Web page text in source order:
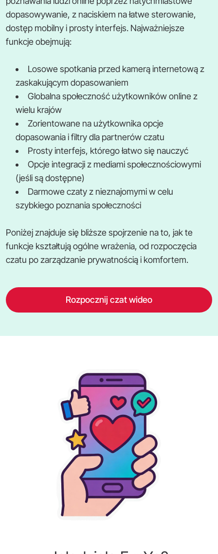
dopasowywanie, z naciskiem na łatwe sterowanie,
dostęp mobilny i prosty interfejs. Najważniejsze
funkcje obejmują:
Losowe spotkania przed kamerą internetową z
zaskakującym dopasowaniem
Globalna społeczność użytkowników online z
wielu krajów
Zorientowane na użytkownika opcje
dopasowania i filtry dla partnerów czatu
Prosty interfejs, którego łatwo się nauczyć
Opcje integracji z mediami społecznościowymi
(jeśli są dostępne)
Darmowe czaty z nieznajomymi w celu
szybkiego poznania społeczności
Poniżej znajduje się bliższe spojrzenie na to, jak te
funkcje kształtują ogólne wrażenia, od rozpoczęcia
czatu po zarządzanie prywatnością i komfortem.
Rozpocznij czat wideo